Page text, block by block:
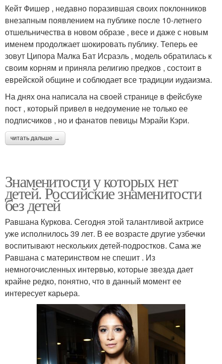
Кейт Фишер , недавно поразившая своих поклонников
внезапным появлением на публике после 10-летнего
отшельничества в новом образе , весе и даже с новым
именем продолжает шокировать публику. Теперь ее
зовут Ципора Малка Бат Исраэль , модель обратилась к
своим корням и приняла религию предков , состоит в
еврейской общине и соблюдает все традиции иудаизма.
На днях она написала на своей странице в фейсбуке
пост , который привел в недоумение не только ее
подписчиков , но и фанатов певицы Мэрайи Кэри.
читать дальше →
Знаменитости у которых нет
детей. Российские знаменитости
без детей
Равшана Куркова. Сегодня этой талантливой актрисе
уже исполнилось 39 лет. В ее возрасте другие узбечки
воспитывают нескольких детей-подростков. Сама же
Равшана с материнством не спешит . Из
немногочисленных интервью, которые звезда дает
крайне редко, понятно, что в данный момент ее
интересует карьера.